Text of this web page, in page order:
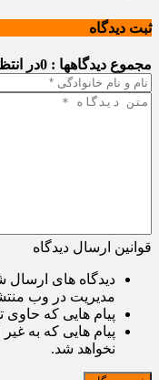
ثبت دیدگاه
مجموع دیدگاهها : 0 در
قوانین ارسال دیدگاه
دیدگاه های ارسال
مدیریت در وب
پیام هایی که حاوی
پیام هایی که به
نخواهد شد.